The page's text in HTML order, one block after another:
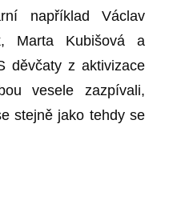
například Václav
Marta Kubišová a
děvčaty z aktivizace
vesele zazpívali,
stejně jako tehdy se